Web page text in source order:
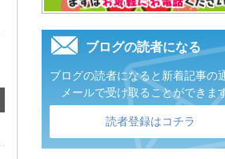
ブログの読者になる
ブログの読者になると新着記事の
メールで受け取ることができま
読者登録はコチラ